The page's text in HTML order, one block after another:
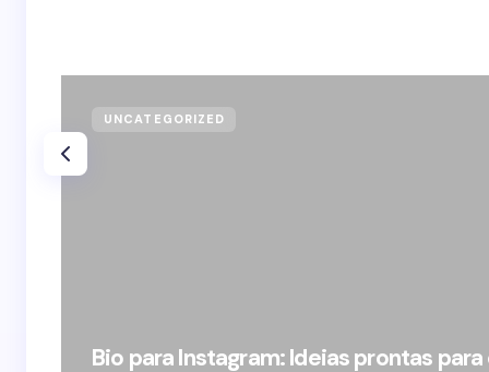
UNCATEGORIZED
Bio para Instagram: Ideias prontas